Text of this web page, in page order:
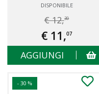
DISPONIBILE
€ 12,30
€ 11,07
AGGIUNGI
- 30 %